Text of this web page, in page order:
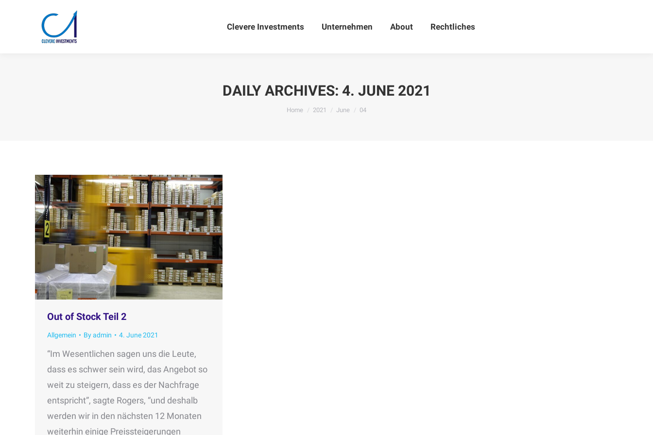
Clevere Investments Unternehmen About Rechtliches
DAILY ARCHIVES: 4. JUNE 2021
You are here:
Home 2021 June 04
Out of Stock Teil 2
Allgemein Byadmin 4. June 2021
“Im Wesentlichen sagen uns die Leute,
dass es schwer sein wird, das Angebot so
weit zu steigern, dass es der Nachfrage
entspricht”, sagte Rogers, “und deshalb
werden wir in den nächsten 12 Monaten
weiterhin einige Preissteigerungen
Clevere Investments Unternehmen About Rechtliches